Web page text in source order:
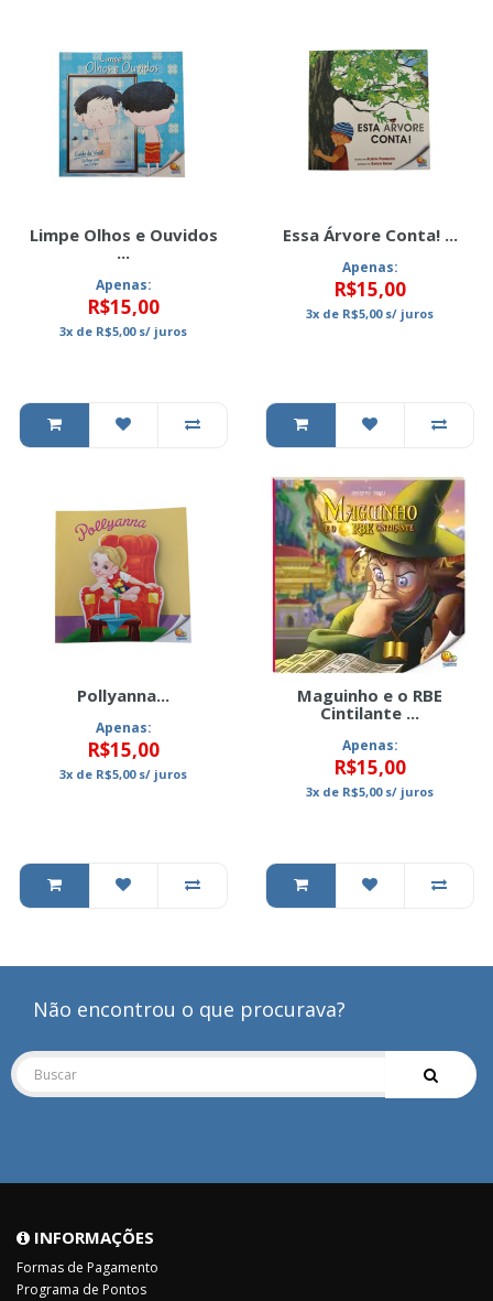
Limpe Olhos e Ouvidos
...
Apenas:
R$15,00
3x de R$5,00s/ juros
Essa Árvore Conta! ...
Apenas:
R$15,00
3x de R$5,00s/ juros
Pollyanna...
Apenas:
R$15,00
3x de R$5,00s/ juros
Maguinho e o RBE
Cintilante ...
Apenas:
R$15,00
3x de R$5,00s/ juros
Não encontrou o que procurava?
INFORMAÇÕES
Formas de Pagamento
Programa de Pontos